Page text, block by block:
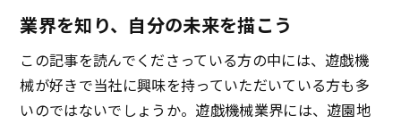
業界を知り、自分の未来を描こう
この記事を読んでくださっている方の中には、遊戯機
械が好きで当社に興味を持っていただいている方も多
いのではないでしょうか。遊戯機械業界には、遊園地